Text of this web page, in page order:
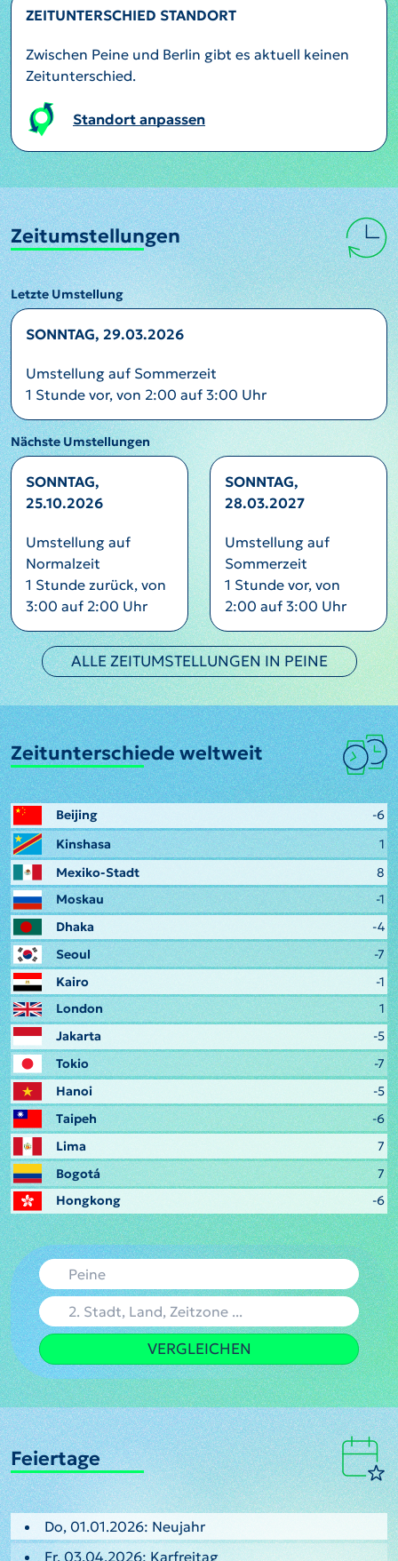
ZEITUNTERSCHIED STANDORT
Zwischen Peine und Berlin gibt es aktuell keinen
Zeitunterschied.
Standort anpassen
Zeitumstellungen
Letzte Umstellung
SONNTAG, 29.03.2026
Umstellung auf Sommerzeit
1 Stunde vor, von 2:00 auf 3:00 Uhr
Nächste Umstellungen
SONNTAG,
25.10.2026
Umstellung auf
Normalzeit
1 Stunde zurück, von
3:00 auf 2:00 Uhr
SONNTAG,
28.03.2027
Umstellung auf
Sommerzeit
1 Stunde vor, von
2:00 auf 3:00 Uhr
ALLE ZEITUMSTELLUNGEN IN PEINE
Zeitunterschiede weltweit
Beijing
-6
Kinshasa
1
Mexiko-Stadt
8
Moskau
-1
Dhaka
-4
Seoul
-7
Kairo
-1
London
1
Jakarta
-5
Tokio
-7
Hanoi
-5
Taipeh
-6
Lima
7
Bogotá
7
Hongkong
-6
VERGLEICHEN
Feiertage
Do, 01.01.2026: Neujahr
Fr, 03.04.2026: Karfreitag